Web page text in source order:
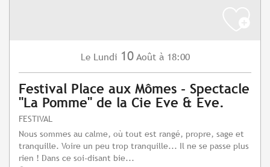
Le Lundi 10 Août à 18:00
Festival Place aux Mômes - Spectacle
"La Pomme" de la Cie Eve & Eve.
FESTIVAL
Nous sommes au calme, où tout est rangé, propre, sage et
tranquille. Voire un peu trop tranquille... Il ne se passe plus
rien ! Dans ce soi-disant bie...